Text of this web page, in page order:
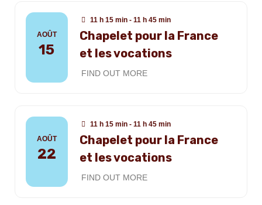
AOÛT
15
11 h 15 min - 11 h 45 min
Chapelet pour la France
et les vocations
FIND OUT MORE
AOÛT
22
11 h 15 min - 11 h 45 min
Chapelet pour la France
et les vocations
FIND OUT MORE